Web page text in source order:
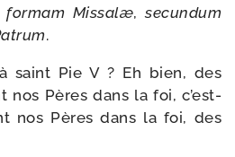
for­mam Missalæ, secun­dum
.
saint Pie V ? Eh bien, des
nos Pères dans la foi, c’est-
nos Pères dans la foi, des